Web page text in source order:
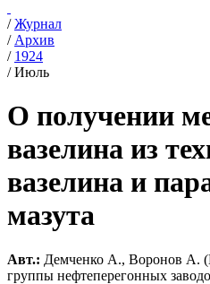
/Журнал
/ Архив
/ 1924
/Июль
О получении
вазелина из
вазелина и
мазута
Авт.: Демченко А., Воронов А.
группы нефтеперегонных